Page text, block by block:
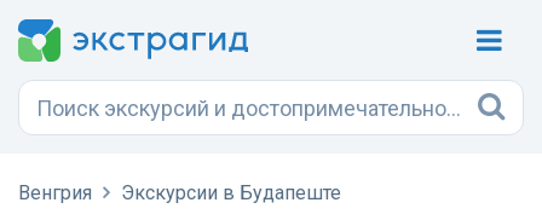
Венгрия Экскурсии в Будапеште